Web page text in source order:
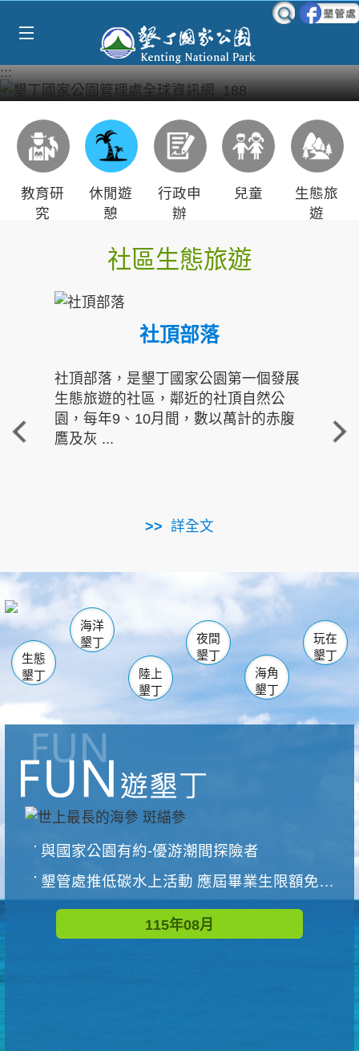
:::
教育研
究
休閒遊
憩
行政申
辦
兒童
生態旅
遊
社區生態旅遊
社頂部落
社頂部落，是墾丁國家公園第一個發展
生態旅遊的社區，鄰近的社頂自然公
園，每年9、10月間，數以萬計的赤腹
鷹及灰 ...
詳全文
重
走進
南仁湖
海生館
恆春 佳樂水
龍鑾潭自然中心 森林遊樂區
瓊麻館
關山 墾管處遊客中心
社頂公園 風吹沙
船帆石
白砂 龍磐公園
香蕉灣
砂島
鵝鑾鼻
生態
墾丁
海洋
墾丁
陸上
墾丁
夜間
墾丁
海角
墾丁
玩在
墾丁
與國家公園有約-優游潮間探險者
墾管處推低碳水上活動 應屆畢業生限額免費參加
115年08月